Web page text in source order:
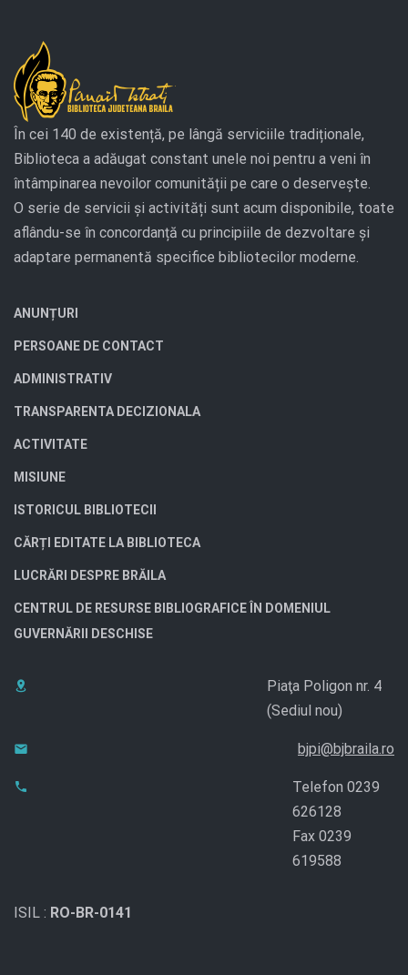
În cei 140 de existență, pe lângă serviciile tradiționale,
Biblioteca a adăugat constant unele noi pentru a veni în
întâmpinarea nevoilor comunității pe care o deservește.
O serie de servicii și activități sunt acum disponibile, toate
aflându-se în concordanță cu principiile de dezvoltare și
adaptare permanentă specifice bibliotecilor moderne.
ANUNȚURI
PERSOANE DE CONTACT
ADMINISTRATIV
TRANSPARENTA DECIZIONALA
ACTIVITATE
MISIUNE
ISTORICUL BIBLIOTECII
CĂRȚI EDITATE LA BIBLIOTECA
LUCRĂRI DESPRE BRĂILA
CENTRUL DE RESURSE BIBLIOGRAFICE ÎN DOMENIUL
GUVERNĂRII DESCHISE
Piaţa Poligon nr. 4
(Sediul nou)
bjpi@bjbraila.ro
Telefon 0239
626128
Fax 0239
619588
ISIL : RO-BR-0141